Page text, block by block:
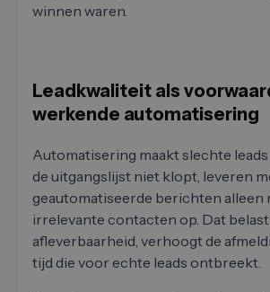
winnen waren.
Leadkwaliteit als
werkende automatisering
Automatisering maakt slechte
de uitgangslijst niet klopt, leveren
geautomatiseerde berichten alleen
irrelevante contacten op. Dat belast
afleverbaarheid, verhoogt de
tijd die voor echte leads ontbreekt.